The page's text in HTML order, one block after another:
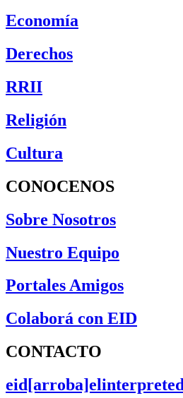
Economía
Derechos
RRII
Religión
Cultura
CONOCENOS
Sobre Nosotros
Nuestro Equipo
Portales Amigos
Colaborá con EID
CONTACTO